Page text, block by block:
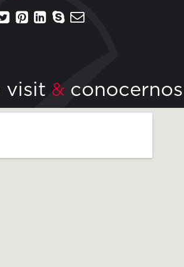
visit & conocernos